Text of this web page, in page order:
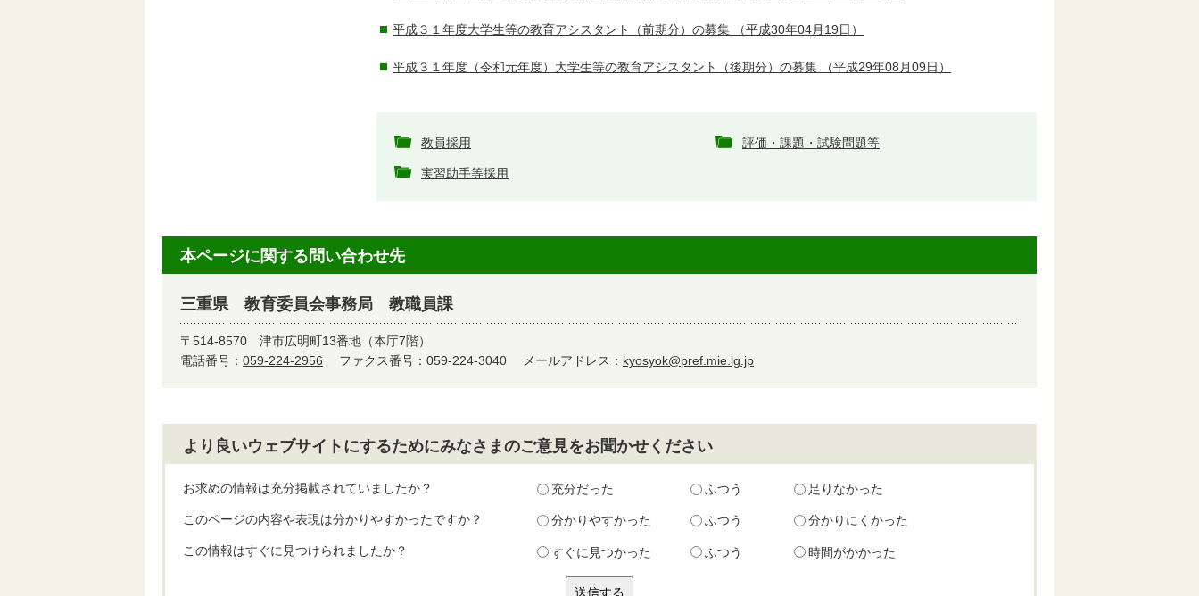
平成３１年度大学生等の教育アシスタント（前期分）の募集 （平成30年04月19日）
平成３１年度（令和元年度）大学生等の教育アシスタント（後期分）の募集 （平成29年08月09日）
教員採用 評価・課題・試験問題等
実習助手等採用
本ページに関する問い合わせ先
三重県 教育委員会事務局 教職員課
〒514-8570 津市広明町13番地（本庁7階）
電話番号： 059-224-2956 ファクス番号：059-224-3040 メールアドレス： kyosyok@pref.mie.lg.jp
より良いウェブサイトにするためにみなさまのご意見をお聞かせください
お求めの情報は充分掲載されていましたか？ 充分だった ふつう 足りなかった
このページの内容や表現は分かりやすかったですか？ 分かりやすかった ふつう 分かりにくかった
この情報はすぐに見つけられましたか？ すぐに見つかった ふつう 時間がかかった